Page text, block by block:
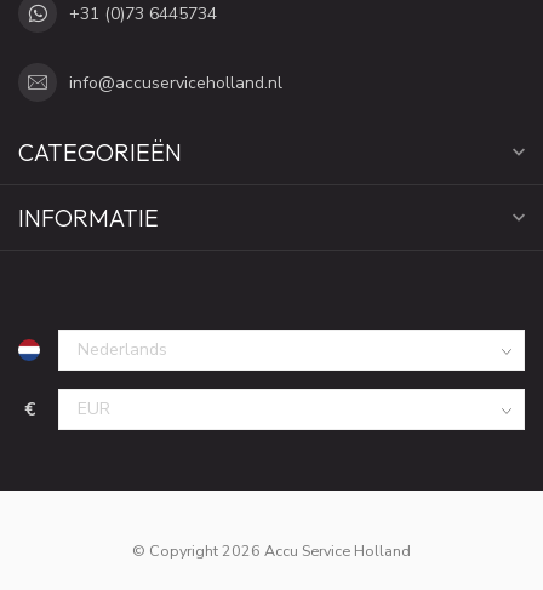
+31 (0)73 6445734
info@accuserviceholland.nl
CATEGORIEËN
INFORMATIE
€
© Copyright 2026 Accu Service Holland